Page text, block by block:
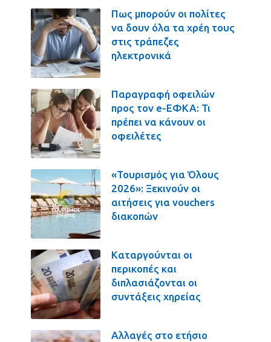
Πως μπορούν οι πολίτες
να δουν όλα τα χρέη τους
στις τράπεζες
ηλεκτρονικά
Παραγραφή οφειλών
προς τον e-ΕΦΚΑ: Τι
πρέπει να κάνουν οι
οφειλέτες
«Τουρισμός για Όλους
2026»: Ξεκινούν οι
αιτήσεις για vouchers
διακοπών
Καταργούνται οι
περικοπές και
διπλασιάζονται οι
συντάξεις χηρείας
Αλλαγές στο ετήσιο